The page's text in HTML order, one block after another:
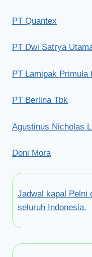
PT Quantex
PT Dwi Satrya
PT Lamipak Primula
PT Berlina Tbk
Agustinus Nicholas L
Doni Mora
Jadwal kapal Pelni
seluruh Indonesia.